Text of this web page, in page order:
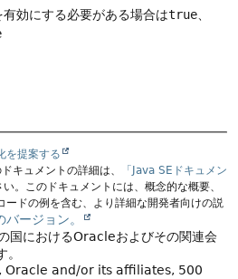
効にする必要がある場合はtrue、
を提案する
キュメントの詳細は、
「Java SEドキュメン
。このドキュメントには、概念的な概要、
ードの例を含む、より詳細な開発者向けの説
バージョン。
国におけるOracleおよびその関連会
and/or its affiliates, 500